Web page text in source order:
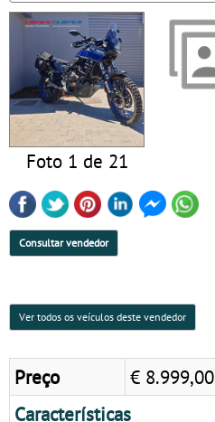
Foto 1 de 21
Consultar vendedor
Ver todos os veículos deste vendedor
Preço
€ 8.999,00
Características